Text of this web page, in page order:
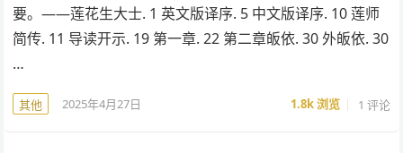
要。——莲花生大士. 1 英文版译序. 5 中文版译序. 10 莲师
简传. 11 导读开示. 19 第一章. 22 第二章皈依. 30 外皈依. 30
…
其他 2025年4月27日 1.8k浏览 1 评论